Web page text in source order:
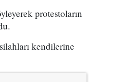
protestoların
kendilerine